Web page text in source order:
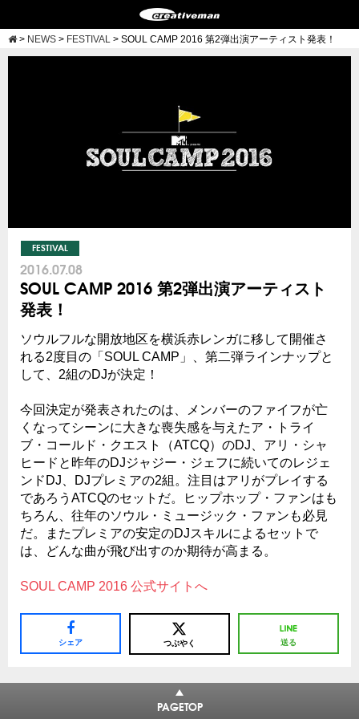
> NEWS > FESTIVAL > SOUL CAMP 2016 第2弾出演アーティスト発表！
FESTIVAL
2016.07.08
SOUL CAMP 2016 第2弾出演アーティスト
発表！
ソウルフルな開放地区を横浜赤レンガに移して開催さ
れる2度目の「SOUL CAMP」、第二弾ラインナップと
して、2組のDJが決定！
今回決定が発表されたのは、メンバーのファイフが亡
くなってシーンに大きな喪失感を与えたア・トライ
ブ・コールド・クエスト（ATCQ）のDJ、アリ・シャ
ヒードと昨年のDJジャジー・ジェフに続いてのレジェ
ンドDJ、DJプレミアの2組。注目はアリがプレイする
であろうATCQのセットだ。ヒップホップ・ファンはも
ちろん、往年のソウル・ミュージック・ファンも必見
だ。またプレミアの安定のDJスキルによるセットで
は、どんな曲が飛び出すのか期待が高まる。
SOUL CAMP 2016 公式サイトへ
シェア つぶやく 送る
PAGETOP